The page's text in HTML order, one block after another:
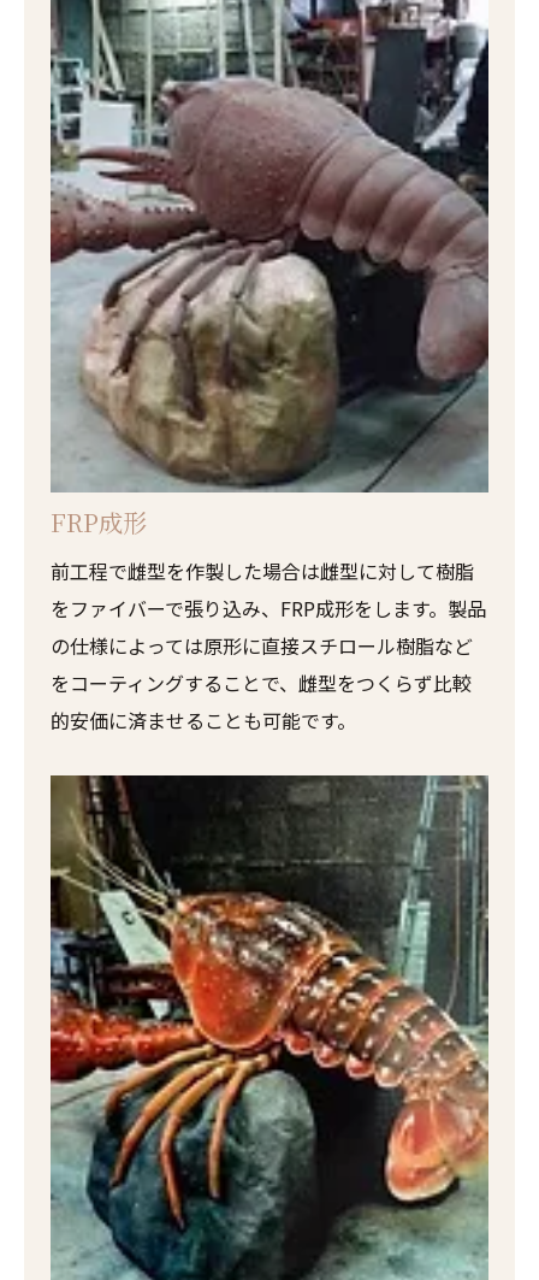
FRP成形
前工程で雌型を作製した場合は雌型に対して樹脂
をファイバーで張り込み、FRP成形をします。製品
の仕様によっては原形に直接スチロール樹脂など
をコーティングすることで、雌型をつくらず比較
的安価に済ませることも可能です。